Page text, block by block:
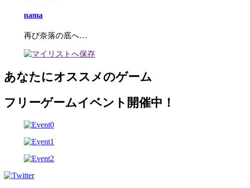
nama
再び奈落の底へ…
あなたにオススメのゲーム
フリーゲームイベント開催中！